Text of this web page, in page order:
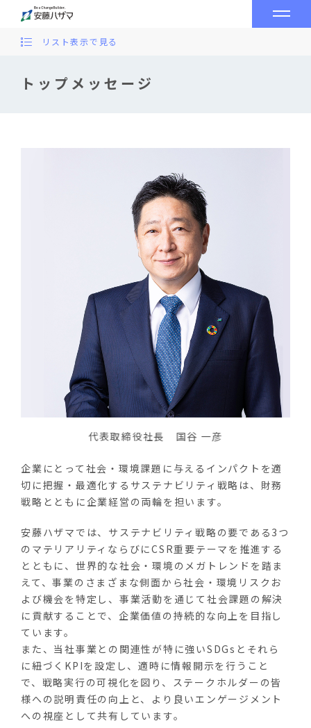
トップメッセージ
リスト表示で見る
代表取締役社長 国谷 一彦
企業にとって社会・環境課題に与えるインパクトを適
切に把握・最適化するサステナビリティ戦略は、財務
戦略とともに企業経営の両輪を担います。
安藤ハザマでは、サステナビリティ戦略の要である3つ
のマテリアリティならびにCSR重要テーマを推進する
とともに、世界的な社会・環境のメガトレンドを踏ま
えて、事業のさまざまな側面から社会・環境リスクお
よび機会を特定し、事業活動を通じて社会課題の解決
に貢献することで、企業価値の持続的な向上を目指し
ています。
また、当社事業との関連性が特に強いSDGsとそれら
に紐づくKPIを設定し、適時に情報開示を行うこと
で、戦略実行の可視化を図り、ステークホルダーの皆
様への説明責任の向上と、より良いエンゲージメント
への視座として共有しています。